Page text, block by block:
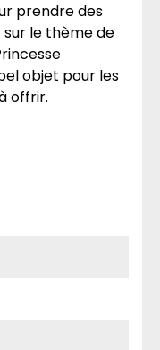
prendre des
le thème de
objet pour les
offrir.